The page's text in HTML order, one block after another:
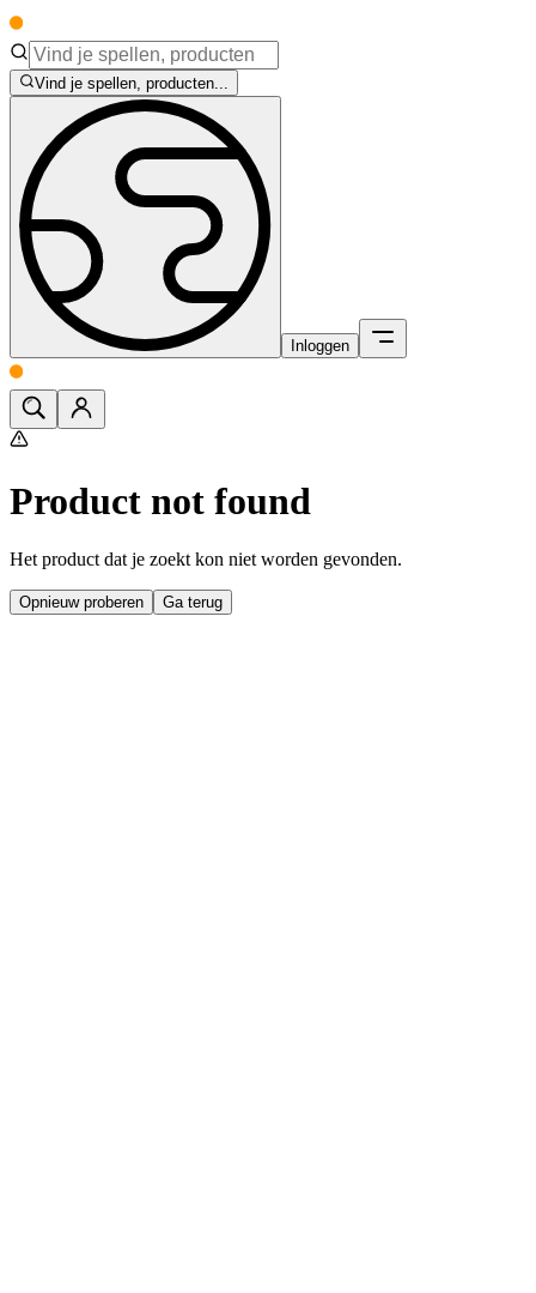
Vind je spellen, producten...
Inloggen
Product not found
Het product dat je zoekt kon niet worden gevonden.
Opnieuw proberen Ga terug